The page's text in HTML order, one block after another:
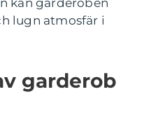
kan garderoben
lugn atmosfär i
garderob